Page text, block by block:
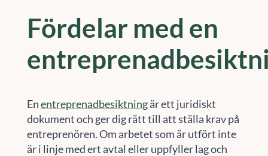
Fördelar med en
Enentreprenadbesiktningär ett juridiskt
dokument och ger dig rätt till att ställa krav på
entreprenören. Om arbetet som är utfört inte
är i linje med ert avtal eller uppfyller lag och